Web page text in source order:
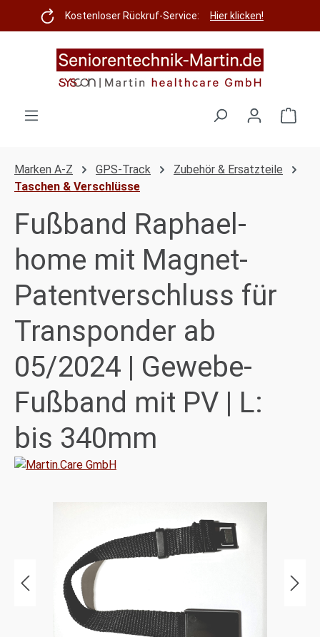
Zum Hauptinhalt springen
Kostenloser Rückruf-Service: Hier klicken!
Marken A-Z GPS-Track
Zubehör & Ersatzteile
Taschen & Verschlüsse
Fußband Raphael-
home mit Magnet-
Patentverschluss für
Transponder ab
05/2024 | Gewebe-
Fußband mit PV | L:
bis 340mm